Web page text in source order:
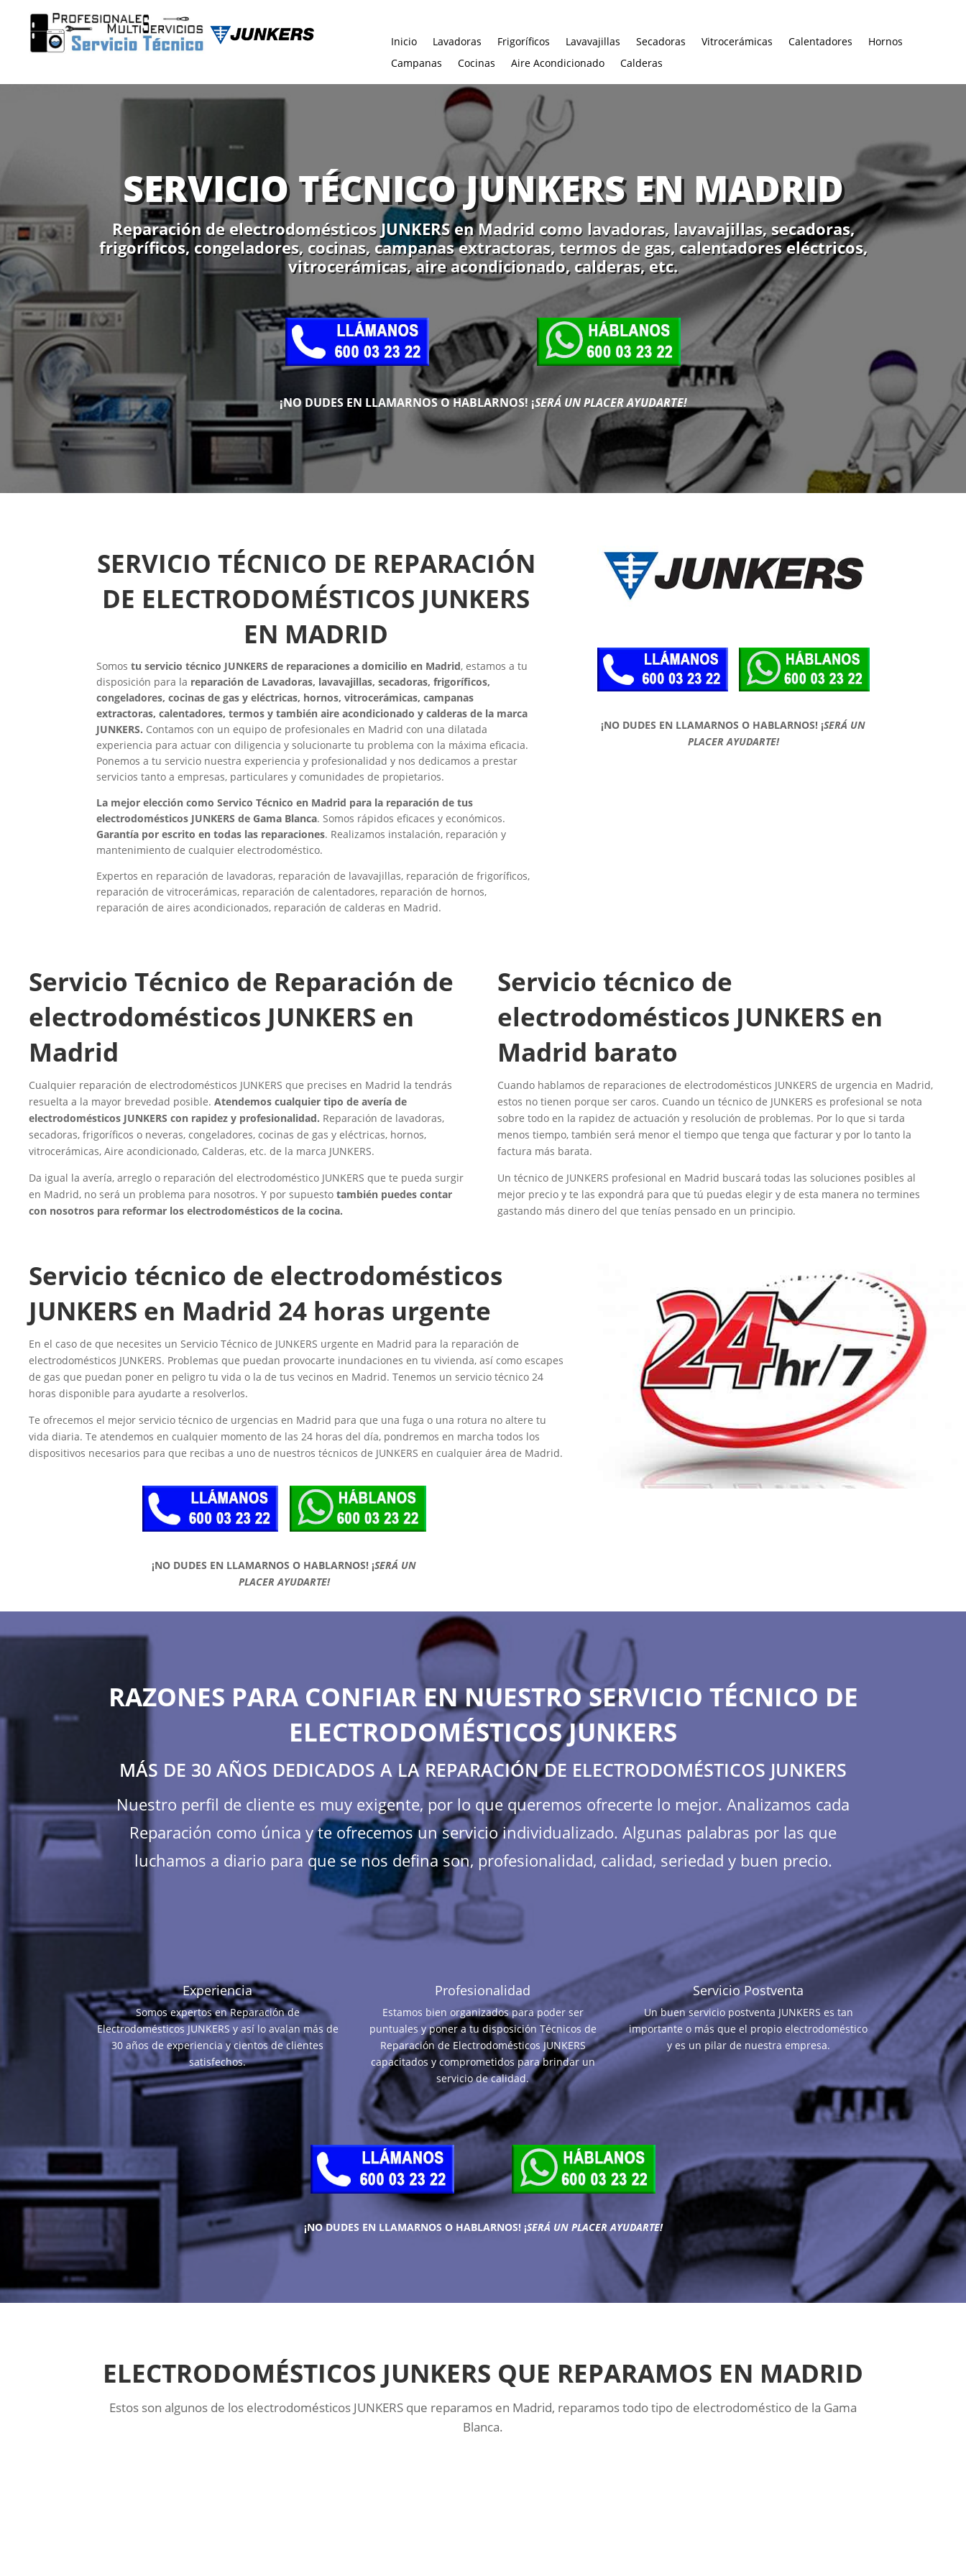
Inicio Lavadoras Frigoríficos Lavavajillas Secadoras Vitrocerámicas Calentadores
Hornos
Campanas
Cocinas Aire Acondicionado Calderas
SERVICIO TÉCNICO JUNKERS EN MADRID
Reparación de electrodomésticos JUNKERS en Madrid como lavadoras, lavavajillas, secadoras,
frigoríficos, congeladores, cocinas, campanas extractoras, termos de gas, calentadores eléctricos,
vitrocerámicas, aire acondicionado, calderas, etc.
¡NO DUDES EN LLAMARNOS O HABLARNOS! ¡SERÁ UN PLACER AYUDARTE!
SERVICIO TÉCNICO DE REPARACIÓN
DE ELECTRODOMÉSTICOS JUNKERS
EN MADRID
Somostu servicio técnico JUNKERS de reparaciones a domicilio en Madrid, estamos a tu
disposición para la reparación de Lavadoras, lavavajillas, secadoras, frigoríficos,
congeladores, cocinas de gas y eléctricas, hornos, vitrocerámicas, campanas
extractoras, calentadores, termos y también aire acondicionado y calderas de la marca
JUNKERS. Contamos con un equipo de profesionales en Madrid con una dilatada
experiencia para actuar con diligencia y solucionarte tu problema con la máxima eficacia.
Ponemos a tu servicio nuestra experiencia y profesionalidad y nos dedicamos a prestar
servicios tanto a empresas, particulares y comunidades de propietarios.
La mejor elección como Servico Técnico en Madrid para la reparación de tus
electrodomésticos JUNKERS de Gama Blanca. Somos rápidos eficaces y económicos.
Garantía por escrito en todas las reparaciones. Realizamos instalación, reparación y
mantenimiento de cualquier electrodoméstico.
Expertos en reparación de lavadoras, reparación de lavavajillas, reparación de frigoríficos,
reparación de vitrocerámicas, reparación de calentadores, reparación de hornos,
reparación de aires acondicionados, reparación de calderas en Madrid.
¡NO DUDES EN LLAMARNOS O HABLARNOS! ¡SERÁ UN
PLACER AYUDARTE!
Servicio Técnico de Reparación de
electrodomésticos JUNKERS en
Madrid
Cualquier reparación de electrodomésticos JUNKERS que precises en Madrid la tendrás
resuelta a la mayor brevedad posible. Atendemos cualquier tipo de avería de
electrodomésticos JUNKERS con rapidez y profesionalidad. Reparación de lavadoras,
secadoras, frigoríficos o neveras, congeladores, cocinas de gas y eléctricas, hornos,
vitrocerámicas, Aire acondicionado, Calderas, etc. de la marca JUNKERS.
Da igual la avería, arreglo o reparación del electrodoméstico JUNKERS que te pueda surgir
en Madrid, no será un problema para nosotros. Y por supuesto también puedes contar
con nosotros para reformar los electrodomésticos de la cocina.
Servicio técnico de
electrodomésticos JUNKERS en
Madrid barato
Cuando hablamos de reparaciones de electrodomésticos JUNKERS de urgencia en Madrid,
estos no tienen porque ser caros. Cuando un técnico de JUNKERS es profesional se nota
sobre todo en la rapidez de actuación y resolución de problemas. Por lo que si tarda
menos tiempo, también será menor el tiempo que tenga que facturar y por lo tanto la
factura más barata.
Un técnico de JUNKERS profesional en Madrid buscará todas las soluciones posibles al
mejor precio y te las expondrá para que tú puedas elegir y de esta manera no termines
gastando más dinero del que tenías pensado en un principio.
Servicio técnico de electrodomésticos
JUNKERS en Madrid 24 horas urgente
En el caso de que necesites un Servicio Técnico de JUNKERS urgente en Madrid para la reparación de
electrodomésticos JUNKERS. Problemas que puedan provocarte inundaciones en tu vivienda, así como escapes
de gas que puedan poner en peligro tu vida o la de tus vecinos en Madrid. Tenemos un servicio técnico 24
horas disponible para ayudarte a resolverlos.
Te ofrecemos el mejor servicio técnico de urgencias en Madrid para que una fuga o una rotura no altere tu
vida diaria. Te atendemos en cualquier momento de las 24 horas del día, pondremos en marcha todos los
dispositivos necesarios para que recibas a uno de nuestros técnicos de JUNKERS en cualquier área de Madrid.
¡NO DUDES EN LLAMARNOS O HABLARNOS! ¡SERÁ UN
PLACER AYUDARTE!
RAZONES PARA CONFIAR EN NUESTRO SERVICIO TÉCNICO DE
ELECTRODOMÉSTICOS JUNKERS
MÁS DE 30 AÑOS DEDICADOS A LA REPARACIÓN DE ELECTRODOMÉSTICOS JUNKERS
Nuestro perfil de cliente es muy exigente, por lo que queremos ofrecerte lo mejor. Analizamos cada
Reparación como única y te ofrecemos un servicio individualizado. Algunas palabras por las que
luchamos a diario para que se nos defina son, profesionalidad, calidad, seriedad y buen precio.
Experiencia
Somos expertos en Reparación de
Electrodomésticos JUNKERS y así lo avalan más de
30 años de experiencia y cientos de clientes
satisfechos.
Profesionalidad
Estamos bien organizados para poder ser
puntuales y poner a tu disposición Técnicos de
Reparación de Electrodomésticos JUNKERS
capacitados y comprometidos para brindar un
servicio de calidad.
Servicio Postventa
Un buen servicio postventa JUNKERS es tan
importante o más que el propio electrodoméstico
y es un pilar de nuestra empresa.
¡NO DUDES EN LLAMARNOS O HABLARNOS! ¡SERÁ UN PLACER AYUDARTE!
ELECTRODOMÉSTICOS JUNKERS QUE REPARAMOS EN MADRID
Estos son algunos de los electrodomésticos JUNKERS que reparamos en Madrid, reparamos todo tipo de electrodoméstico de la Gama
Blanca.